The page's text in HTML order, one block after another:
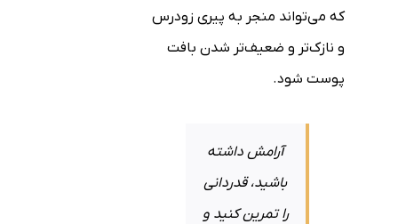
که می‌تواند منجر به پیری زودرس
و نازک‌تر و ضعیف‌تر شدن بافت
پوست شود.
آرامش داشته
باشید، قدردانی
را تمرین کنید و